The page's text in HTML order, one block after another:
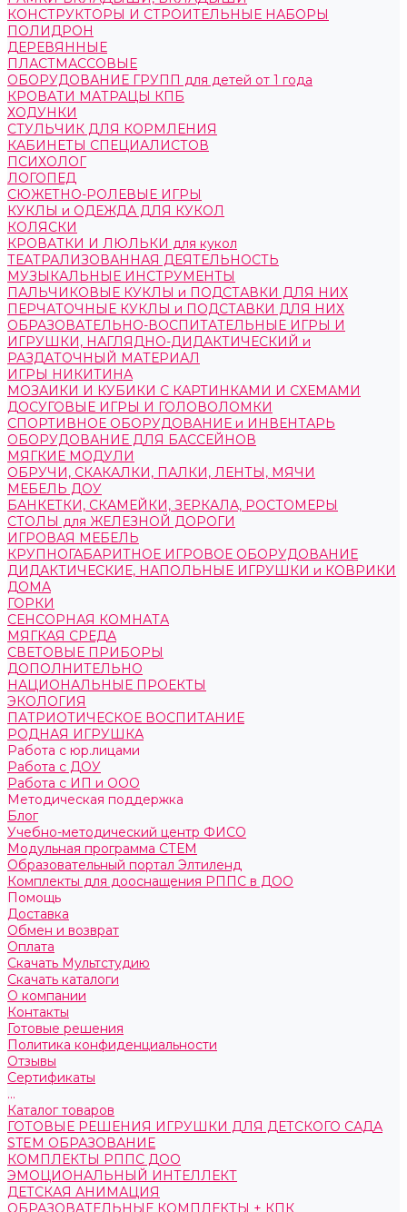
КОНСТРУКТОРЫ И СТРОИТЕЛЬНЫЕ НАБОРЫ
ПОЛИДРОН
ДЕРЕВЯННЫЕ
ПЛАСТМАССОВЫЕ
ОБОРУДОВАНИЕ ГРУПП для детей от 1 года
КРОВАТИ МАТРАЦЫ КПБ
ХОДУНКИ
СТУЛЬЧИК ДЛЯ КОРМЛЕНИЯ
КАБИНЕТЫ СПЕЦИАЛИСТОВ
ПСИХОЛОГ
ЛОГОПЕД
СЮЖЕТНО-РОЛЕВЫЕ ИГРЫ
КУКЛЫ и ОДЕЖДА ДЛЯ КУКОЛ
КОЛЯСКИ
КРОВАТКИ И ЛЮЛЬКИ для кукол
ТЕАТРАЛИЗОВАННАЯ ДЕЯТЕЛЬНОСТЬ
МУЗЫКАЛЬНЫЕ ИНСТРУМЕНТЫ
ПАЛЬЧИКОВЫЕ КУКЛЫ и ПОДСТАВКИ ДЛЯ НИХ
ПЕРЧАТОЧНЫЕ КУКЛЫ и ПОДСТАВКИ ДЛЯ НИХ
ОБРАЗОВАТЕЛЬНО-ВОСПИТАТЕЛЬНЫЕ ИГРЫ И
ИГРУШКИ, НАГЛЯДНО-ДИДАКТИЧЕСКИЙ и
РАЗДАТОЧНЫЙ МАТЕРИАЛ
ИГРЫ НИКИТИНА
МОЗАИКИ И КУБИКИ С КАРТИНКАМИ И СХЕМАМИ
ДОСУГОВЫЕ ИГРЫ И ГОЛОВОЛОМКИ
СПОРТИВНОЕ ОБОРУДОВАНИЕ и ИНВЕНТАРЬ
ОБОРУДОВАНИЕ ДЛЯ БАССЕЙНОВ
МЯГКИЕ МОДУЛИ
ОБРУЧИ, СКАКАЛКИ, ПАЛКИ, ЛЕНТЫ, МЯЧИ
МЕБЕЛЬ ДОУ
БАНКЕТКИ, СКАМЕЙКИ, ЗЕРКАЛА, РОСТОМЕРЫ
СТОЛЫ для ЖЕЛЕЗНОЙ ДОРОГИ
ИГРОВАЯ МЕБЕЛЬ
КРУПНОГАБАРИТНОЕ ИГРОВОЕ ОБОРУДОВАНИЕ
ДИДАКТИЧЕСКИЕ, НАПОЛЬНЫЕ ИГРУШКИ и КОВРИКИ
ДОМА
ГОРКИ
СЕНСОРНАЯ КОМНАТА
МЯГКАЯ СРЕДА
СВЕТОВЫЕ ПРИБОРЫ
ДОПОЛНИТЕЛЬНО
НАЦИОНАЛЬНЫЕ ПРОЕКТЫ
ЭКОЛОГИЯ
ПАТРИОТИЧЕСКОЕ ВОСПИТАНИЕ
РОДНАЯ ИГРУШКА
Работа с юр.лицами
Работа с ДОУ
Работа с ИП и ООО
Методическая поддержка
Блог
Учебно-методический центр ФИСО
Модульная программа СТЕМ
Образовательный портал Элтиленд
Комплекты для дооснащения РППС в ДОО
Помощь
Доставка
Обмен и возврат
Оплата
Скачать Мультстудию
Скачать каталоги
О компании
Контакты
Готовые решения
Политика конфиденциальности
Отзывы
Сертификаты
...
Каталог товаров
ГОТОВЫЕ РЕШЕНИЯ ИГРУШКИ ДЛЯ ДЕТСКОГО САДА
STEM ОБРАЗОВАНИЕ
КОМПЛЕКТЫ РППС ДОО
ЭМОЦИОНАЛЬНЫЙ ИНТЕЛЛЕКТ
ДЕТСКАЯ АНИМАЦИЯ
ОБРАЗОВАТЕЛЬНЫЕ КОМПЛЕКТЫ + КПК